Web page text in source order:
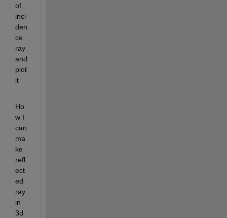
of
inci
den
ce
ray
and
plot
it
Ho
w I
can
ma
ke
refl
ect
ed
ray
in
3d